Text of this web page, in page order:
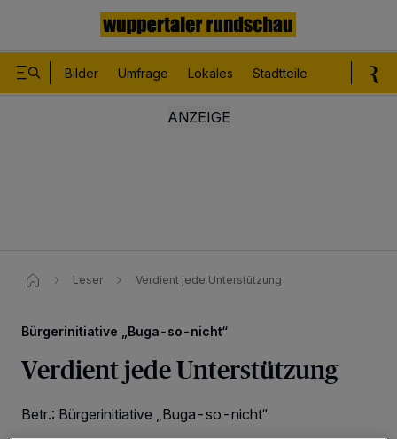
Bilder Umfrage Lokales Stadtteile
Leser Verdient jede Unterstützung
Bürgerinitiative „Buga-so-nicht“
Verdient jede Unterstützung
Betr.: Bürgerinitiative „Buga-so-nicht“